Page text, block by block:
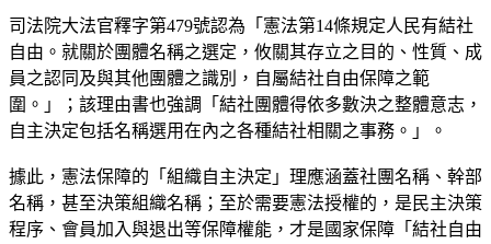
司法院大法官釋字第479號認為「憲法第14條規定人民有結社
自由。就關於團體名稱之選定，攸關其存立之目的、性質、成
員之認同及與其他團體之識別，自屬結社自由保障之範
圍。」；該理由書也強調「結社團體得依多數決之整體意志，
自主決定包括名稱選用在內之各種結社相關之事務。」。
據此，憲法保障的「組織自主決定」理應涵蓋社團名稱、幹部
名稱，甚至決策組織名稱；至於需要憲法授權的，是民主決策
程序、會員加入與退出等保障權能，才是國家保障「結社自由